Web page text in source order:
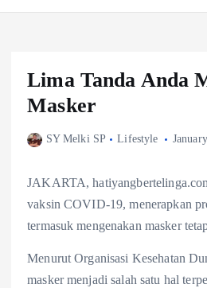
t
Lima Tanda Anda
Masker
SY Melki SP Lifestyle
JAKARTA,
vaksin COVID-19, menerapkan
termasuk mengenakan masker
Menurut Organisasi Kesehatan
masker menjadi salah satu hal